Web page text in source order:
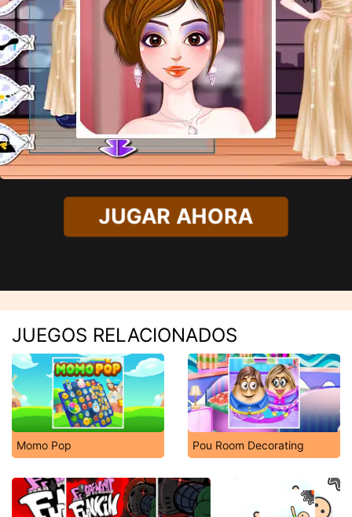
JUGAR AHORA
JUEGOS RELACIONADOS
Momo Pop Pou Room Decorating